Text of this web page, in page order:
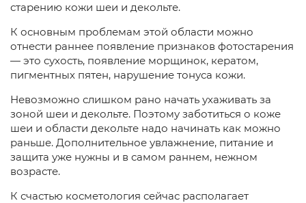
старению кожи шеи и декольте.
К основным проблемам этой области можно
отнести раннее появление признаков фотостарения
— это сухость, появление морщинок, кератом,
пигментных пятен, нарушение тонуса кожи.
Невозможно слишком рано начать ухаживать за
зоной шеи и декольте. Поэтому заботиться о коже
шеи и области декольте надо начинать как можно
раньше. Дополнительное увлажнение, питание и
защита уже нужны и в самом раннем, нежном
возрасте.
К счастью косметология сейчас располагает